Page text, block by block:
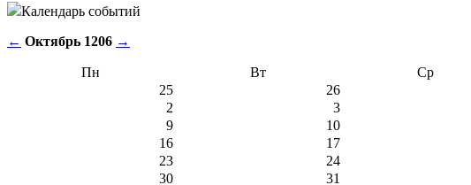
Календарь событий
← Октябрь 1206 →
Пн Вт Ср
25
26
2
3
9
10
16
17
23
24
30
31